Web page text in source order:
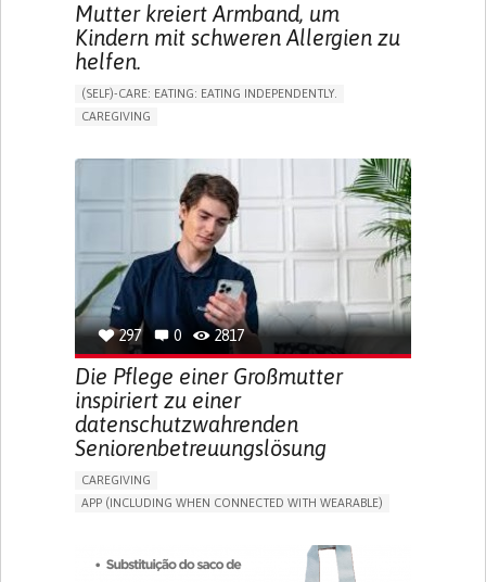
Mutter kreiert Armband, um
Kindern mit schweren Allergien zu
helfen.
(SELF)-CARE: EATING: EATING INDEPENDENTLY.
CAREGIVING
BODY-WORN SOLUTIONS (CLOTHING, ACCESSORIES,
SHOES, SENSORS...)
ALLEVIATING ALLERGIES
PREVENTING (VACCINATION, PROTECTION, FALLS,
RESEARCH/MAPPING)
CAREGIVING SUPPORT
IMMUNO-ALLERGOLOGY
SPAIN
297 0 2817
Die Pflege einer Großmutter
inspiriert zu einer
datenschutzwahrenden
Seniorenbetreuungslösung
CAREGIVING
APP (INCLUDING WHEN CONNECTED WITH WEARABLE)
ASSISTIVE DAILY LIFE DEVICE (TO HELP ADL)
PROMOTING SELF-MANAGEMENT